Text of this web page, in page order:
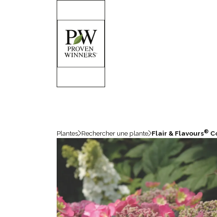
Plantes Rechercher une plante Flair & Flavours®